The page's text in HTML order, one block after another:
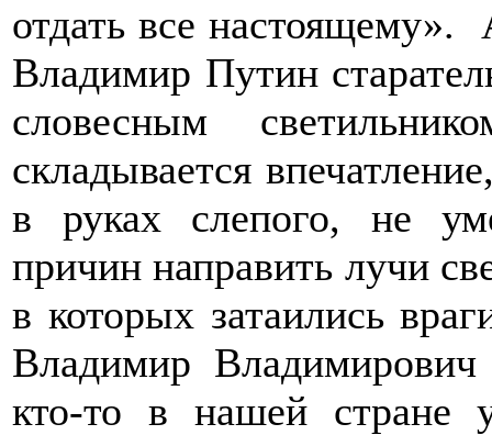
отдать все
Владимир Путин
словесным
складывается
в руках слепого, не
причин направить лучи
в которых затаились
Владимир Владимирович
кто-то в нашей стране